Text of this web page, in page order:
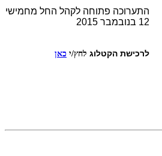
התערוכה פתוחה לקהל החל מחמישי
12 בנובמבר 2015
לרכישת הקטלוג לחץ/י כאן